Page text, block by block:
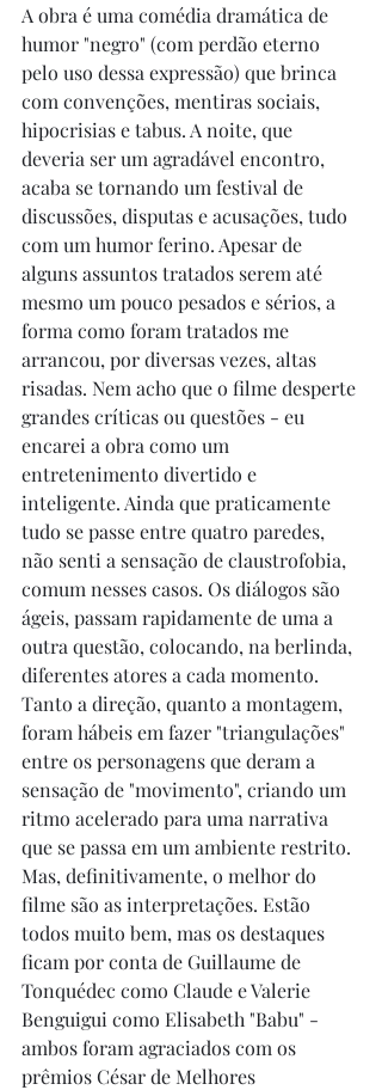
A obra é uma comédia dramática de
humor "negro" (com perdão eterno
pelo uso dessa expressão) que brinca
com convenções, mentiras sociais,
hipocrisias e tabus. A noite, que
deveria ser um agradável encontro,
acaba se tornando um festival de
discussões, disputas e acusações, tudo
com um humor ferino. Apesar de
alguns assuntos tratados serem até
mesmo um pouco pesados e sérios, a
forma como foram tratados me
arrancou, por diversas vezes, altas
risadas. Nem acho que o filme desperte
grandes críticas ou questões - eu
encarei a obra como um
entretenimento divertido e
inteligente. Ainda que praticamente
tudo se passe entre quatro paredes,
não senti a sensação de claustrofobia,
comum nesses casos. Os diálogos são
ágeis, passam rapidamente de uma a
outra questão, colocando, na berlinda,
diferentes atores a cada momento.
Tanto a direção, quanto a montagem,
foram hábeis em fazer "triangulações"
entre os personagens que deram a
sensação de "movimento", criando um
ritmo acelerado para uma narrativa
que se passa em um ambiente restrito.
Mas, definitivamente, o melhor do
filme são as interpretações. Estão
todos muito bem, mas os destaques
ficam por conta de Guillaume de
Tonquédec como Claude e Valerie
Benguigui como Elisabeth "Babu" -
ambos foram agraciados com os
prêmios César de Melhores